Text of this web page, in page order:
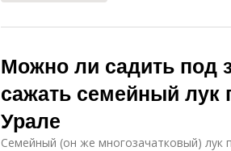
Можно ли садить под
сажать семейный
Урале
Семейный (он же многозачатковый)